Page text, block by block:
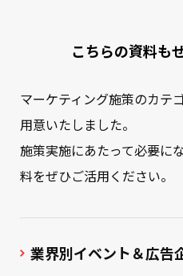
こちらの資料も
マーケティング施策のカテ
用意いたしました。
施策実施にあたって必要に
料をぜひご活用ください。
業界別イベント＆広告